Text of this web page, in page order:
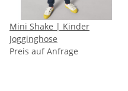
Mini Shake | Kinder
Jogginghose
Preis auf Anfrage